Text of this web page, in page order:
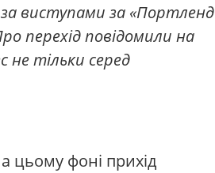
виступами за «Портленд
перехід повідомили на
не тільки серед
цьому фоні прихід